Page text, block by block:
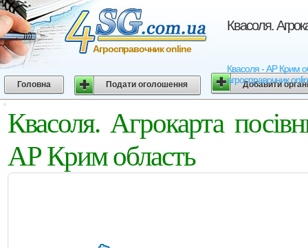
Квасоля.
Квасоля - АР Крим
агросправочник
Агросправочник online
Головна Подати оголошення Добавити
Квасоля. Агрокарта
АР Крим область